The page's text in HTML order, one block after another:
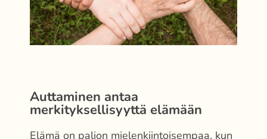
Auttaminen antaa
merkityksellisyyttä elämään
Elämä on paljon mielenkiintoisempaa, kun